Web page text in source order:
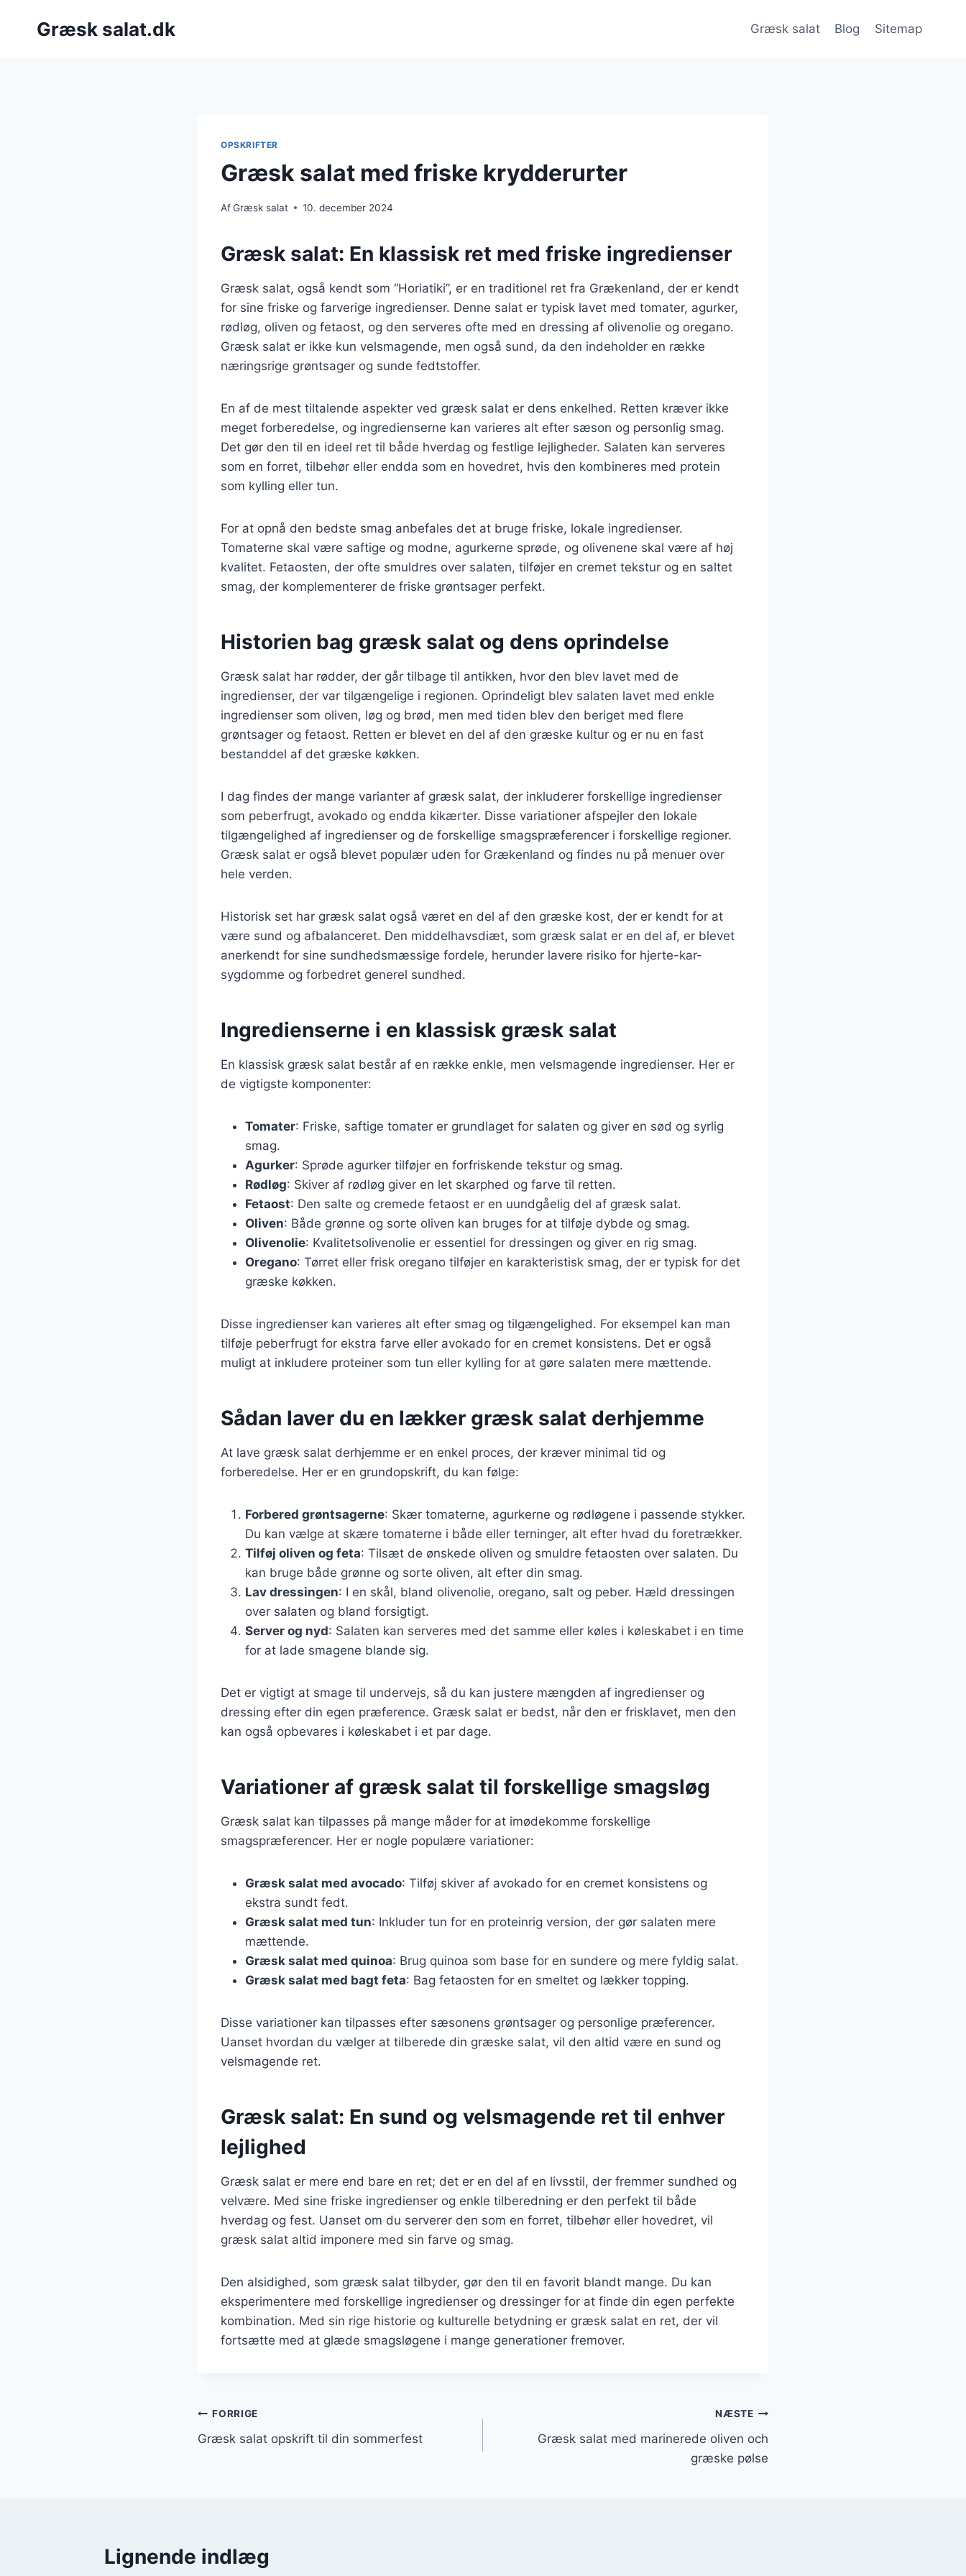
Græsk salat.dk Græsk salat Blog Sitemap
OPSKRIFTER
Græsk salat med friske krydderurter
AfGræsk salat 10. december 2024
Græsk salat: En klassisk ret med friske ingredienser
Græsk salat, også kendt som “Horiatiki”, er en traditionel ret fra Grækenland, der er kendt
for sine friske og farverige ingredienser. Denne salat er typisk lavet med tomater, agurker,
rødløg, oliven og fetaost, og den serveres ofte med en dressing af olivenolie og oregano.
Græsk salat er ikke kun velsmagende, men også sund, da den indeholder en række
næringsrige grøntsager og sunde fedtstoffer.
En af de mest tiltalende aspekter ved græsk salat er dens enkelhed. Retten kræver ikke
meget forberedelse, og ingredienserne kan varieres alt efter sæson og personlig smag.
Det gør den til en ideel ret til både hverdag og festlige lejligheder. Salaten kan serveres
som en forret, tilbehør eller endda som en hovedret, hvis den kombineres med protein
som kylling eller tun.
For at opnå den bedste smag anbefales det at bruge friske, lokale ingredienser.
Tomaterne skal være saftige og modne, agurkerne sprøde, og olivenene skal være af høj
kvalitet. Fetaosten, der ofte smuldres over salaten, tilføjer en cremet tekstur og en saltet
smag, der komplementerer de friske grøntsager perfekt.
Historien bag græsk salat og dens oprindelse
Græsk salat har rødder, der går tilbage til antikken, hvor den blev lavet med de
ingredienser, der var tilgængelige i regionen. Oprindeligt blev salaten lavet med enkle
ingredienser som oliven, løg og brød, men med tiden blev den beriget med flere
grøntsager og fetaost. Retten er blevet en del af den græske kultur og er nu en fast
bestanddel af det græske køkken.
I dag findes der mange varianter af græsk salat, der inkluderer forskellige ingredienser
som peberfrugt, avokado og endda kikærter. Disse variationer afspejler den lokale
tilgængelighed af ingredienser og de forskellige smagspræferencer i forskellige regioner.
Græsk salat er også blevet populær uden for Grækenland og findes nu på menuer over
hele verden.
Historisk set har græsk salat også været en del af den græske kost, der er kendt for at
være sund og afbalanceret. Den middelhavsdiæt, som græsk salat er en del af, er blevet
anerkendt for sine sundhedsmæssige fordele, herunder lavere risiko for hjerte-kar-
sygdomme og forbedret generel sundhed.
Ingredienserne i en klassisk græsk salat
En klassisk græsk salat består af en række enkle, men velsmagende ingredienser. Her er
de vigtigste komponenter:
Tomater: Friske, saftige tomater er grundlaget for salaten og giver en sød og syrlig
smag.
Agurker: Sprøde agurker tilføjer en forfriskende tekstur og smag.
Rødløg: Skiver af rødløg giver en let skarphed og farve til retten.
Fetaost: Den salte og cremede fetaost er en uundgåelig del af græsk salat.
Oliven: Både grønne og sorte oliven kan bruges for at tilføje dybde og smag.
Olivenolie: Kvalitetsolivenolie er essentiel for dressingen og giver en rig smag.
Oregano: Tørret eller frisk oregano tilføjer en karakteristisk smag, der er typisk for det
græske køkken.
Disse ingredienser kan varieres alt efter smag og tilgængelighed. For eksempel kan man
tilføje peberfrugt for ekstra farve eller avokado for en cremet konsistens. Det er også
muligt at inkludere proteiner som tun eller kylling for at gøre salaten mere mættende.
Sådan laver du en lækker græsk salat derhjemme
At lave græsk salat derhjemme er en enkel proces, der kræver minimal tid og
forberedelse. Her er en grundopskrift, du kan følge:
Forbered grøntsagerne: Skær tomaterne, agurkerne og rødløgene i passende stykker.
Du kan vælge at skære tomaterne i både eller terninger, alt efter hvad du foretrækker.
Tilføj oliven og feta: Tilsæt de ønskede oliven og smuldre fetaosten over salaten. Du
kan bruge både grønne og sorte oliven, alt efter din smag.
Lav dressingen: I en skål, bland olivenolie, oregano, salt og peber. Hæld dressingen
over salaten og bland forsigtigt.
Server og nyd: Salaten kan serveres med det samme eller køles i køleskabet i en time
for at lade smagene blande sig.
Det er vigtigt at smage til undervejs, så du kan justere mængden af ingredienser og
dressing efter din egen præference. Græsk salat er bedst, når den er frisklavet, men den
kan også opbevares i køleskabet i et par dage.
Variationer af græsk salat til forskellige smagsløg
Græsk salat kan tilpasses på mange måder for at imødekomme forskellige
smagspræferencer. Her er nogle populære variationer:
Græsk salat med avocado: Tilføj skiver af avokado for en cremet konsistens og
ekstra sundt fedt.
Græsk salat med tun: Inkluder tun for en proteinrig version, der gør salaten mere
mættende.
Græsk salat med quinoa: Brug quinoa som base for en sundere og mere fyldig salat.
Græsk salat med bagt feta: Bag fetaosten for en smeltet og lækker topping.
Disse variationer kan tilpasses efter sæsonens grøntsager og personlige præferencer.
Uanset hvordan du vælger at tilberede din græske salat, vil den altid være en sund og
velsmagende ret.
Græsk salat: En sund og velsmagende ret til enhver
lejlighed
Græsk salat er mere end bare en ret; det er en del af en livsstil, der fremmer sundhed og
velvære. Med sine friske ingredienser og enkle tilberedning er den perfekt til både
hverdag og fest. Uanset om du serverer den som en forret, tilbehør eller hovedret, vil
græsk salat altid imponere med sin farve og smag.
Den alsidighed, som græsk salat tilbyder, gør den til en favorit blandt mange. Du kan
eksperimentere med forskellige ingredienser og dressinger for at finde din egen perfekte
kombination. Med sin rige historie og kulturelle betydning er græsk salat en ret, der vil
fortsætte med at glæde smagsløgene i mange generationer fremover.
Indlægsnavigation
FORRIGE
Græsk salat opskrift til din sommerfest
NÆSTE
Græsk salat med marinerede oliven och
græske pølse
Lignende indlæg